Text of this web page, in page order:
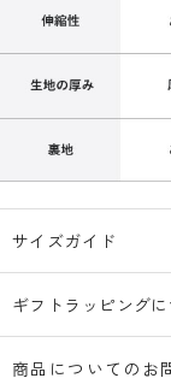
サイズ
M 103
サイズガイド
ギフトラッピング
商品についてのお